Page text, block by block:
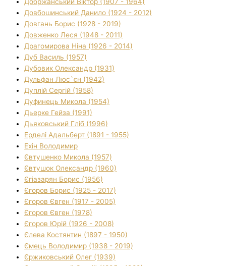
Довбошинський Данило (1924 - 2012)
Довгань Борис (1928 - 2019)
Довженко Леся (1948 - 2011)
Драгомирова Ніна (1926 - 2014)
Дуб Василь (1957)
Дубовик Олександр (1931)
Дульфан Люс`єн (1942)
Дуплій Сергій (1958)
Дуфинець Микола (1954)
Дьерке Гейза (1991)
Дьяковський Гліб (1996)
Ерделі Адальберт (1891 - 1955)
Ехін Володимир
Євтушенко Микола (1957)
Євтушок Олександр (1960)
Єгіазарян Борис (1956)
Єгоров Борис (1925 - 2017)
Єгоров Євген (1917 - 2005)
Єгоров Євген (1978)
Єгоров Юрій (1926 - 2008)
Єлева Костянтин (1897 - 1950)
Ємець Володимир (1938 - 2019)
Єржиковський Олег (1939)